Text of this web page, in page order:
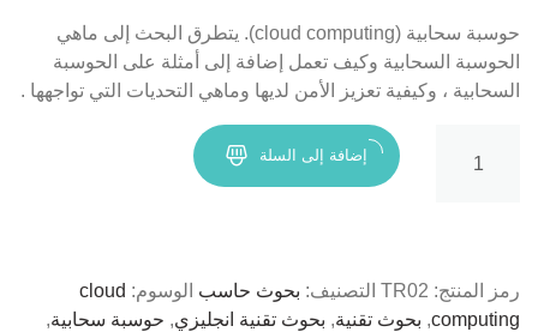
حوسبة سحابية (cloud computing). يتطرق البحث إلى ماهي
الحوسبة السحابية وكيف تعمل إضافة إلى أمثلة على الحوسبة
السحابية ، وكيفية تعزيز الأمن لديها وماهي التحديات التي تواجهها .
حوسبة
إضافة إلى السلة
رمز المنتج: TR02 التصنيف: بحوث حاسب الوسوم: cloud
computing
, بحوث تقنية, بحوث تقنية انجليزي, حوسبة سحابية,